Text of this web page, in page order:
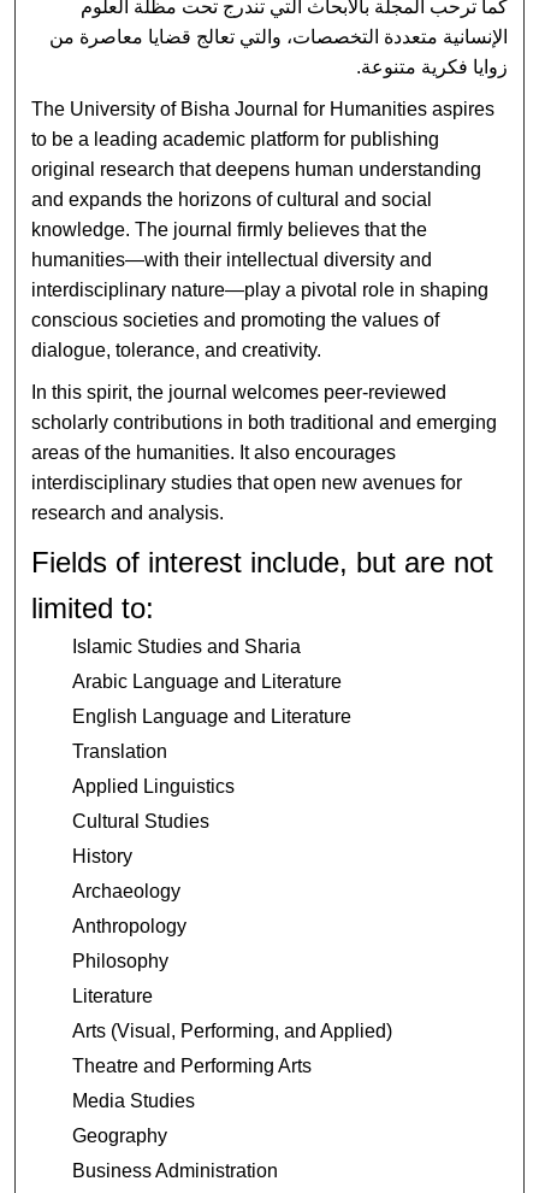
كما ترحب المجلة بالأبحاث التي تندرج تحت مظلة العلوم
الإنسانية متعددة التخصصات، والتي تعالج قضايا معاصرة من
زوايا فكرية متنوعة.
The University of Bisha Journal for Humanities aspires
to be a leading academic platform for publishing
original research that deepens human understanding
and expands the horizons of cultural and social
knowledge. The journal firmly believes that the
humanities—with their intellectual diversity and
interdisciplinary nature—play a pivotal role in shaping
conscious societies and promoting the values of
dialogue, tolerance, and creativity.
In this spirit, the journal welcomes peer-reviewed
scholarly contributions in both traditional and emerging
areas of the humanities. It also encourages
interdisciplinary studies that open new avenues for
research and analysis.
Fields of interest include, but are not
limited to:
Islamic Studies and Sharia
Arabic Language and Literature
English Language and Literature
Translation
Applied Linguistics
Cultural Studies
History
Archaeology
Anthropology
Philosophy
Literature
Arts (Visual, Performing, and Applied)
Theatre and Performing Arts
Media Studies
Geography
Business Administration